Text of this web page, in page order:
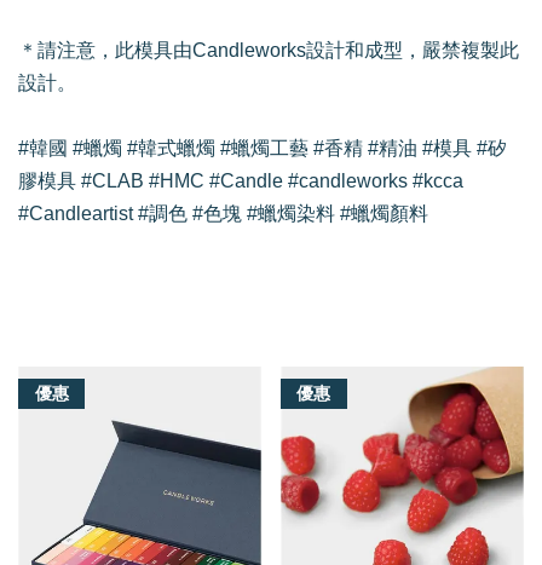
＊請注意，此模具由Candleworks設計和成型，嚴禁複製此
設計。
#韓國 #蠟燭 #韓式蠟燭 #蠟燭工藝 #香精 #精油 #模具 #矽
膠模具 #CLAB #HMC #Candle #candleworks #kcca
#Candleartist #調色 #色塊 #蠟燭染料 #蠟燭顏料
優惠 優惠